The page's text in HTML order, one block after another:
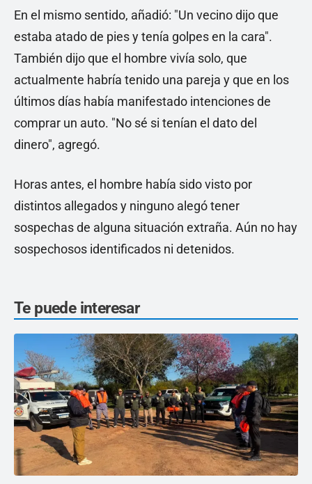
En el mismo sentido, añadió: "Un vecino dijo que
estaba atado de pies y tenía golpes en la cara".
También dijo que el hombre vivía solo, que
actualmente habría tenido una pareja y que en los
últimos días había manifestado intenciones de
comprar un auto. "No sé si tenían el dato del
dinero", agregó.
Horas antes, el hombre había sido visto por
distintos allegados y ninguno alegó tener
sospechas de alguna situación extraña. Aún no hay
sospechosos identificados ni detenidos.
Te puede interesar